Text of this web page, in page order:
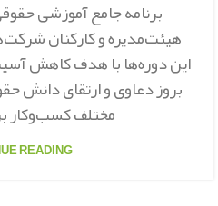
برنامه جامع آموزشی
هیئت‌مدیره و کارکنان
این دوره‌ها با هدف کاهش
بروز دعاوی و ارتقای دانش
مختلف کسب‌وکار
READING